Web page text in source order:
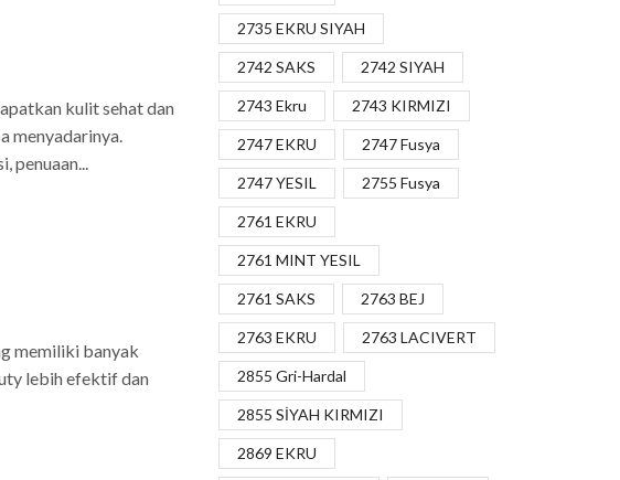
kulit sehat dan
menyadarinya.
memiliki banyak
lebih efektif dan
2735 EKRU SIYAH
2742 SAKS 2742 SIYAH
2743 Ekru 2743 KIRMIZI
2747 EKRU 2747 Fusya
2747 YESIL 2755 Fusya
2761 EKRU
2761 MINT YESIL
2761 SAKS 2763 BEJ
2763 EKRU 2763 LACIVERT
2855 Gri-Hardal
2855 SİYAH KIRMIZI
2869 EKRU